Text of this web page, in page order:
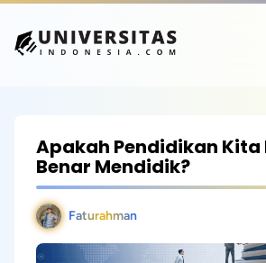
Apakah Pendidikan Kita
Benar Mendidik?
Faturahman